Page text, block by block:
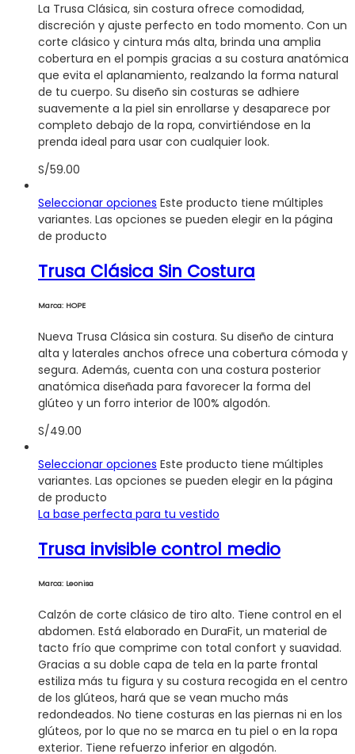
La Trusa Clásica, sin costura ofrece comodidad,
discreción y ajuste perfecto en todo momento. Con un
corte clásico y cintura más alta, brinda una amplia
cobertura en el pompis gracias a su costura anatómica
que evita el aplanamiento, realzando la forma natural
de tu cuerpo. Su diseño sin costuras se adhiere
suavemente a la piel sin enrollarse y desaparece por
completo debajo de la ropa, convirtiéndose en la
prenda ideal para usar con cualquier look.
S/59.00
Seleccionar opciones Este producto tiene múltiples
variantes. Las opciones se pueden elegir en la página
de producto
Trusa Clásica Sin Costura
Marca: HOPE
Nueva Trusa Clásica sin costura. Su diseño de cintura
alta y laterales anchos ofrece una cobertura cómoda y
segura. Además, cuenta con una costura posterior
anatómica diseñada para favorecer la forma del
glúteo y un forro interior de 100% algodón.
S/49.00
Seleccionar opciones Este producto tiene múltiples
variantes. Las opciones se pueden elegir en la página
de producto
La base perfecta para tu vestido
Trusa invisible control medio
Marca: Leonisa
Calzón de corte clásico de tiro alto. Tiene control en el
abdomen. Está elaborado en DuraFit, un material de
tacto frío que comprime con total confort y suavidad.
Gracias a su doble capa de tela en la parte frontal
estiliza más tu figura y su costura recogida en el centro
de los glúteos, hará que se vean mucho más
redondeados. No tiene costuras en las piernas ni en los
glúteos, por lo que no se marca en tu piel o en la ropa
exterior. Tiene refuerzo inferior en algodón.